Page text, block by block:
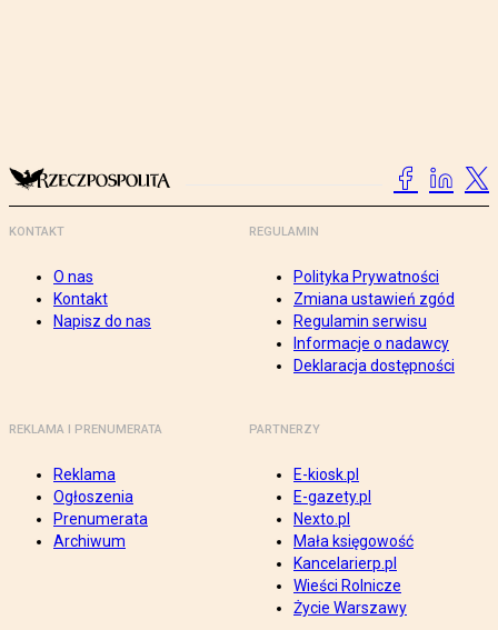
KONTAKT
O nas
Kontakt
Napisz do nas
REGULAMIN
Polityka Prywatności
Zmiana ustawień zgód
Regulamin serwisu
Informacje o nadawcy
Deklaracja dostępności
REKLAMA I PRENUMERATA
Reklama
Ogłoszenia
Prenumerata
Archiwum
PARTNERZY
E-kiosk.pl
E-gazety.pl
Nexto.pl
Mała księgowość
Kancelarierp.pl
Wieści Rolnicze
Życie Warszawy